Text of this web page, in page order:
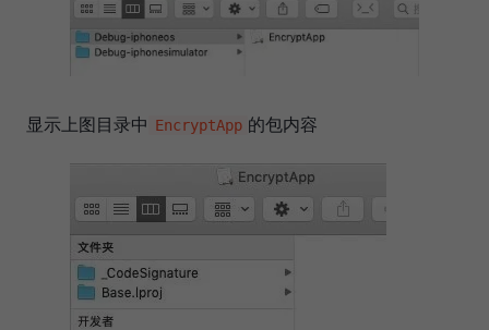
显示上图目录中 EncryptApp 的包内容